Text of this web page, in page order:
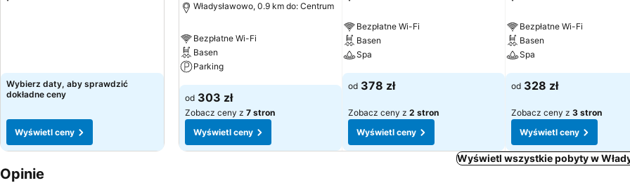
Wybierz daty, aby sprawdzić
dokładne ceny
Wyświetl ceny
Władysławowo, 0.9 km do: Centrum
Bezpłatne Wi-Fi
Basen
Parking
Wyświetl ceny
od 303 zł
Zobacz ceny z 7 stron
Wyświetl ceny
Bezpłatne Wi-Fi
Basen
Spa
Wyświetl ceny
od 378 zł
Zobacz ceny z 2 stron
Wyświetl ceny
Bezpłatne Wi-Fi
Basen
Spa
Wyświetl ceny
od 328 zł
Zobacz ceny z 3 stron
Wyświetl ceny
Wyświetl wszystkie pobyty w
Opinie